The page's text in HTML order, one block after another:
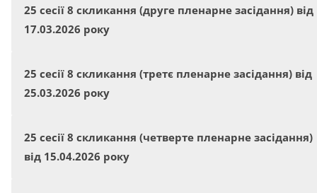
25 сесії 8 скликання (друге пленарне засідання) від
17.03.2026 року
25 сесії 8 скликання (третє пленарне засідання) від
25.03.2026 року
25 сесії 8 скликання (четверте пленарне засідання)
від 15.04.2026 року